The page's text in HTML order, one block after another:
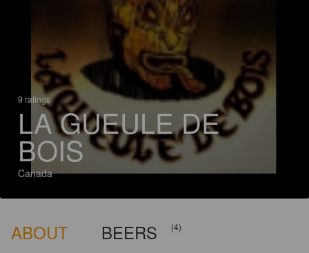
9 ratings
LA GUEULE DE
BOIS
Canada
ABOUT BEERS (4)